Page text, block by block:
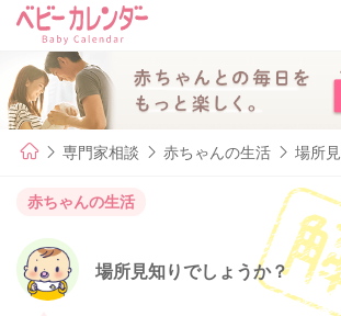
専門家相談 赤ちゃんの生活 場所
赤ちゃんの生活
場所見知りでしょうか？